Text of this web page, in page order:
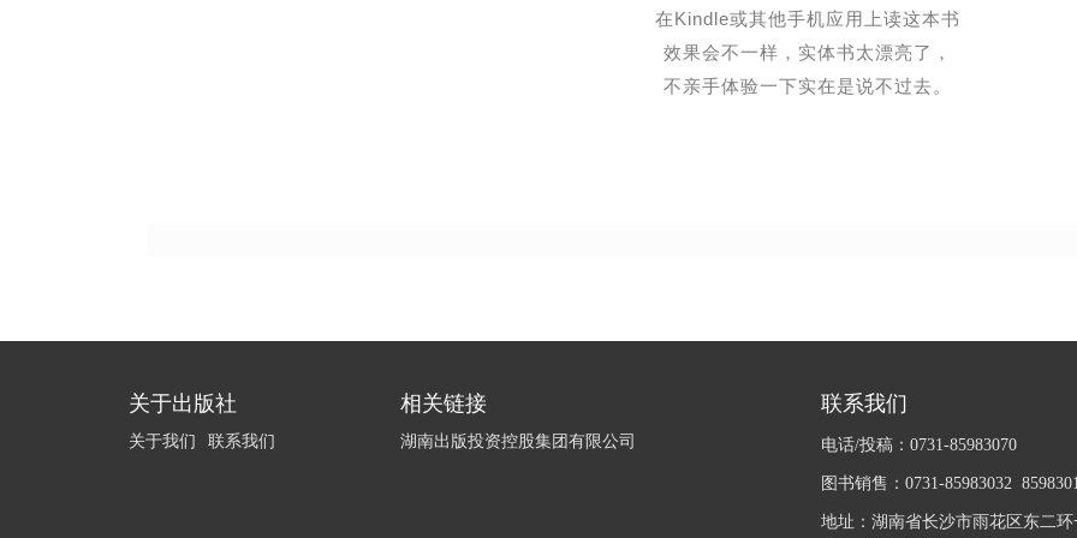
在Kindle或其他手机应用上读这本书
效果会不一样，实体书太漂亮了，
不亲手体验一下实在是说不过去。
关于出版社
关于我们 联系我们
相关链接
湖南出版投资控股集团有限公司
联系我们
电话/投稿：0731-85983070
图书销售：0731-85983032
地址：湖南省长沙市雨花区东二环